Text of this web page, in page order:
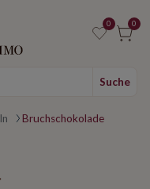
0 0
Suche
Bruchschokolade